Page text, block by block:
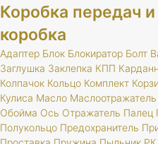
Коробка передач
коробка
Адаптер Блок Блокиратор Болт
Заглушка Заклепка КПП
Колпачок Кольцо Комплект
Кулиса Масло Маслоотражатель
Обойма Ось Отражатель Палец
Полукольцо Предохранитель